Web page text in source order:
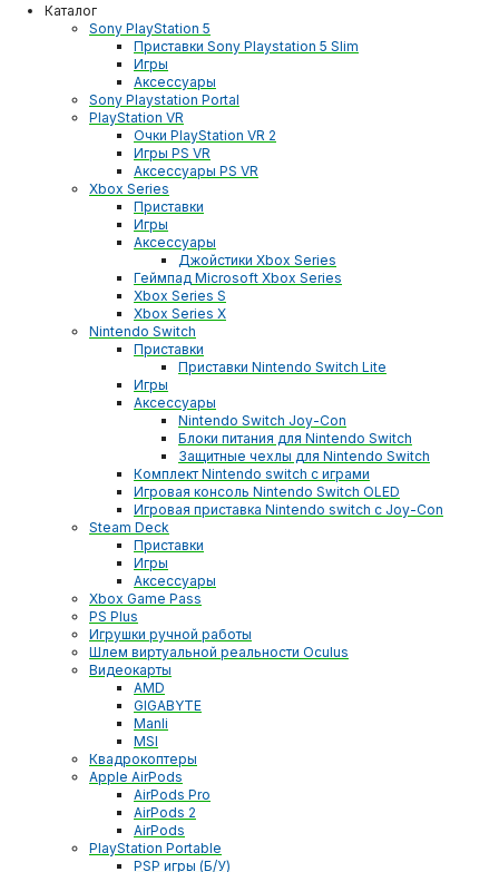
Каталог
Sony PlayStation 5
Приставки Sony Playstation 5 Slim
Игры
Аксессуары
Sony Playstation Portal
PlayStation VR
Очки PlayStation VR 2
Игры PS VR
Аксессуары PS VR
Xbox Series
Приставки
Игры
Аксессуары
Джойстики Xbox Series
Геймпад Microsoft Xbox Series
Xbox Series S
Xbox Series X
Nintendo Switch
Приставки
Приставки Nintendo Switch Lite
Игры
Аксессуары
Nintendo Switch Joy-Con
Блоки питания для Nintendo Switch
Защитные чехлы для Nintendo Switch
Комплект Nintendo switch с играми
Игровая консоль Nintendo Switch OLED
Игровая приставка Nintendo switch с Joy-Con
Steam Deck
Приставки
Игры
Аксессуары
Xbox Game Pass
PS Plus
Игрушки ручной работы
Шлем виртуальной реальности Oculus
Видеокарты
AMD
GIGABYTE
Manli
MSI
Квадрокоптеры
Apple AirPods
AirPods Pro
AirPods 2
AirPods
PlayStation Portable
PSP игры (Б/У)